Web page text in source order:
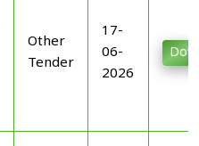
Other
Tender
17-
06-
2026